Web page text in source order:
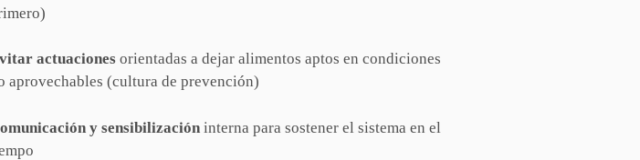
actuaciones orientadas a dejar alimentos aptos en condiciones
aprovechables (cultura de prevención)
y sensibilización interna para sostener el sistema en el